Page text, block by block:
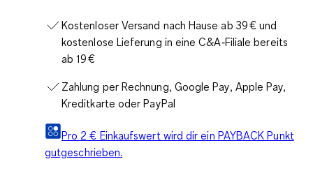
Kostenloser Versand nach Hause ab 39 € und
kostenlose Lieferung in eine C&A‑Filiale bereits
ab 19 €
Zahlung per Rechnung, Google Pay, Apple Pay,
Kreditkarte oder PayPal
Pro 2 € Einkaufswert wird dir ein PAYBACK Punkt
gutgeschrieben.